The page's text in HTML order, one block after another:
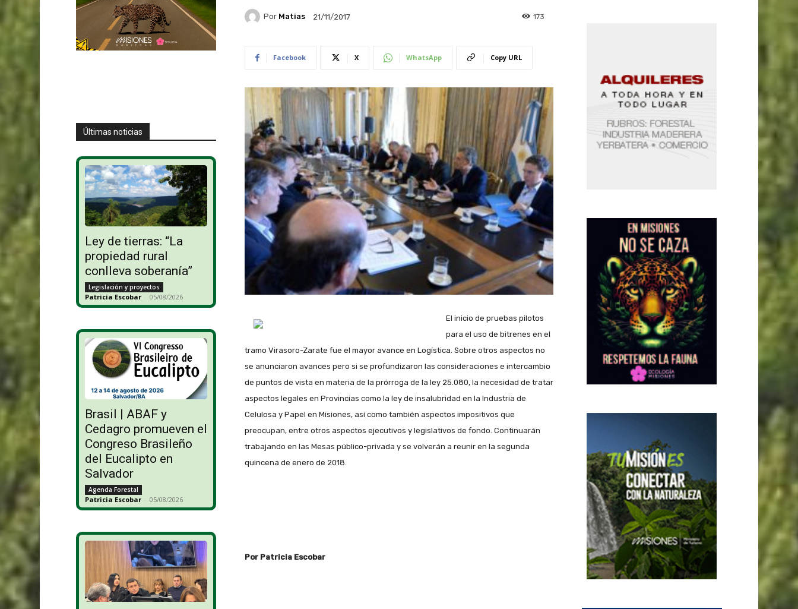
Últimas noticias
Ley de tierras: “La
propiedad rural
conlleva soberanía”
Legislación y proyectos
Patricia Escobar - 05/08/2026
Brasil | ABAF y
Cedagro promueven el
Congreso Brasileño
del Eucalipto en
Salvador
Agenda Forestal
Patricia Escobar - 05/08/2026
Por Matias 21/11/2017 173
Facebook X WhatsApp Copy URL
El inicio de pruebas pilotos
para el uso de bitrenes en el
tramo Virasoro-Zarate fue el mayor avance en Logística. Sobre otros aspectos no
se anunciaron avances pero si se profundizaron las consideraciones e intercambio
de puntos de vista en materia de la prórroga de la ley 25.080, la necesidad de tratar
aspectos legales en Provincias como la ley de insalubridad en la Industria de
Celulosa y Papel en Misiones, así como también aspectos impositivos que
preocupan, entre otros aspectos ejecutivos y legislativos de fondo. Continuarán
trabajando en las Mesas público-privada y se volverán a reunir en la segunda
quincena de enero de 2018.
Por Patricia Escobar